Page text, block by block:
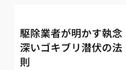
駆除業者が明かす執念
深いゴキブリ潜伏の法
則